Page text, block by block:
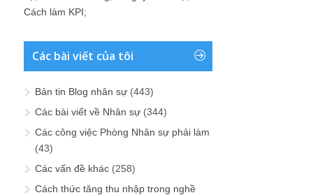
Cách làm KPI;
Các bài viết của tôi
Bản tin Blog nhân sự (443)
Các bài viết về Nhân sự (344)
Các công việc Phòng Nhân sự phải làm
(43)
Các vấn đề khác (258)
Cách thức tăng thu nhập trong nghề